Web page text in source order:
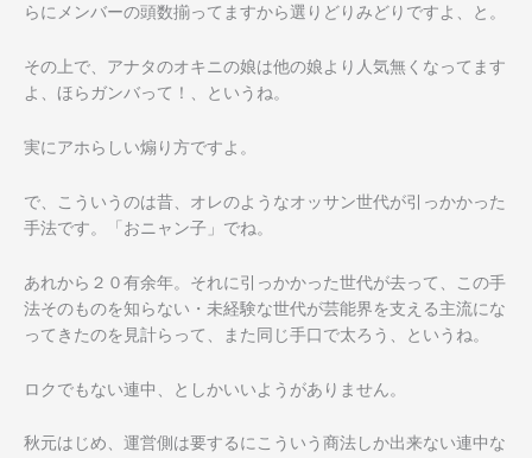
らにメンバーの頭数揃ってますから選りどりみどりですよ、と。
その上で、アナタのオキニの娘は他の娘より人気無くなってます
よ、ほらガンバって！、というね。
実にアホらしい煽り方ですよ。
で、こういうのは昔、オレのようなオッサン世代が引っかかった
手法です。「おニャン子」でね。
あれから２０有余年。それに引っかかった世代が去って、この手
法そのものを知らない・未経験な世代が芸能界を支える主流にな
ってきたのを見計らって、また同じ手口で太ろう、というね。
ロクでもない連中、としかいいようがありません。
秋元はじめ、運営側は要するにこういう商法しか出来ない連中な